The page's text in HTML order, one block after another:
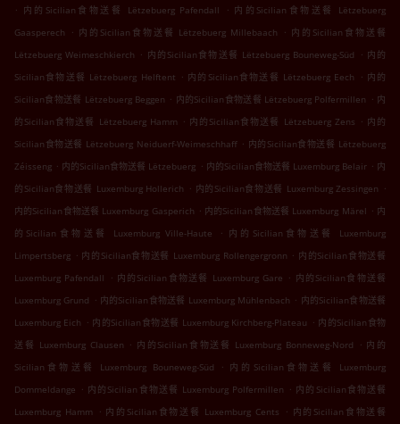
. 内的Sicilian食物送餐 Lëtzebuerg Pafendall . 内的Sicilian食物送餐 Lëtzebuerg
Gaasperech
. 内的Sicilian食物送餐 Lëtzebuerg Millebaach . 内的Sicilian食物送餐
Lëtzebuerg Weimeschkierch . 内的Sicilian食物送餐 Lëtzebuerg Bouneweg-Süd . 内的
Sicilian食物送餐 Lëtzebuerg Helftent . 内的Sicilian食物送餐 Lëtzebuerg Eech . 内的
Sicilian食物送餐 Lëtzebuerg Beggen . 内的Sicilian食物送餐 Lëtzebuerg Polfermillen . 内
的Sicilian食物送餐 Lëtzebuerg Hamm . 内的Sicilian食物送餐 Lëtzebuerg Zens . 内的
Sicilian食物送餐 Lëtzebuerg Neiduerf-Weimeschhaff . 内的Sicilian食物送餐 Lëtzebuerg
Zéisseng . 内的Sicilian食物送餐 Lëtzebuerg . 内的Sicilian食物送餐 Luxemburg Belair . 内
的Sicilian食物送餐 Luxemburg Hollerich . 内的Sicilian食物送餐 Luxemburg Zessingen .
内的Sicilian食物送餐 Luxemburg Gasperich . 内的Sicilian食物送餐 Luxemburg Märel . 内
的Sicilian食物送餐 Luxemburg Ville-Haute
. 内的Sicilian食物送餐 Luxemburg
Limpertsberg . 内的Sicilian食物送餐 Luxemburg Rollengergronn . 内的Sicilian食物送餐
Luxemburg Pafendall
. 内的Sicilian食物送餐 Luxemburg Gare . 内的Sicilian食物送餐
Luxemburg Grund . 内的Sicilian食物送餐 Luxemburg Mühlenbach . 内的Sicilian食物送餐
Luxemburg Eich . 内的Sicilian食物送餐 Luxemburg Kirchberg-Plateau . 内的Sicilian食物
送餐 Luxemburg Clausen . 内的Sicilian食物送餐 Luxemburg Bonneweg-Nord . 内的
Sicilian食物送餐 Luxemburg Bouneweg-Süd
. 内的Sicilian食物送餐 Luxemburg
Dommeldange . 内的Sicilian食物送餐 Luxemburg Polfermillen . 内的Sicilian食物送餐
Luxemburg Hamm
. 内的Sicilian食物送餐 Luxemburg Cents . 内的Sicilian食物送餐